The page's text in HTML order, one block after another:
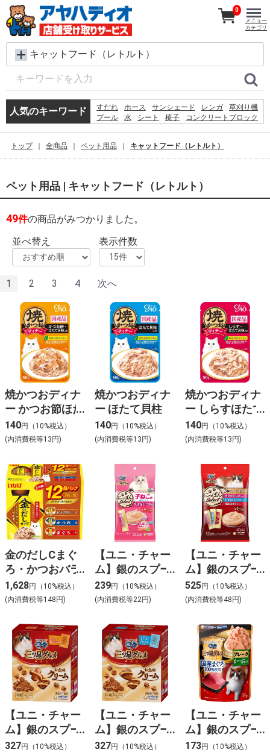
キャットフード（レトルト）
人気のキーワード すだれ ホース サンシェード レンガ
草刈り機
プール
水 シート 椅子
コンクリートブロック
コンテナ
空調服
0
メニュー
カテゴリ
トップ 全商品 ペット用品 キャットフード（レトルト）
ペット用品 | キャットフード（レトルト）
49件の商品がみつかりました。
並べ替え
表示件数
1 2 3 4 次へ
焼かつおディナ
ー かつお節ほた
て貝柱
140円（10%税込）
(内消費税等13円)
焼かつおディナ
ー ほたて貝柱
140円（10%税込）
(内消費税等13円)
焼かつおディナ
ー しらすほたて
貝柱
140円（10%税込）
(内消費税等13円)
金のだしCまぐ
ろ・かつおバラ
エティ12個
1,628円（10%税込）
(内消費税等148円)
【ユニ・チャー
ム】銀のスプー
ン 三ツ星グル
メ おやつにっぽ
ッチ子ねこ用総
合栄養食まぐろ
節使用 48g
239円（10%税込）
(内消費税等22円)
【ユニ・チャー
ム】銀のスプー
ン 三ツ星グル
メ おやつ3種の
ソートとろリッ
チまぐろ節&ほ
たて貝柱&さけ
使用 108g
525円（10%税込）
(内消費税等48円)
【ユニ・チャー
ム】銀のスプー
ン 三ツ星グル
327円（10%税込）
【ユニ・チャー
ム】銀のスプー
ン 三ツ星グル
327円（10%税込）
【ユニ・チャー
ム】銀のスプー
ン 三ツ星グル
173円（10%税込）